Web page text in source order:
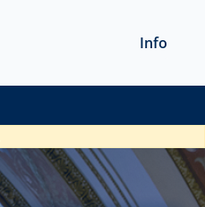
Info